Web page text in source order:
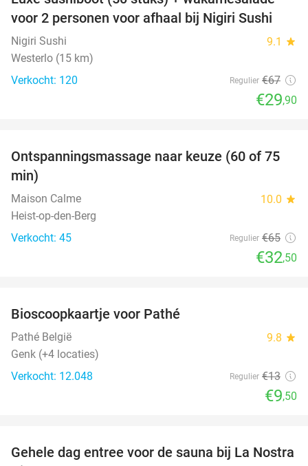
voor 2 personen voor afhaal bij Nigiri Sushi
Nigiri Sushi 9.1 star
Westerlo (15 km)
Verkocht: 120
Regulier €67
€29,90
50%
Ontspanningsmassage naar keuze (60 of 75
min)
Maison Calme 10.0 star
Heist-op-den-Berg
Verkocht: 45
Regulier €65
€32,50
Bioscoopkaartje voor Pathé
Pathé België 9.8 star
Genk (+4 locaties)
Verkocht: 12.048
Regulier €13
€9,50
30%
Gehele dag entree voor de sauna bij La Nostra